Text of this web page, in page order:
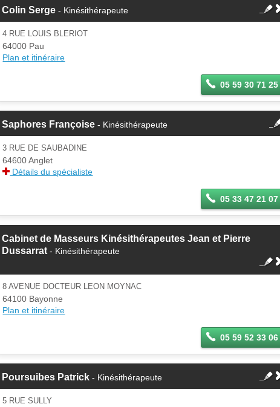
Colin Serge - Kinésithérapeute
4 RUE LOUIS BLERIOT
64000 Pau
Plan et itinéraire
05 59 30 71 25
Saphores Françoise - Kinésithérapeute fermer
Cette fiche est la propriété
d'un membre.
jour ces informations sur votre
3 RUE DE SAUBADINE
64600 Anglet
Détails du spécialiste
05 33 47 21 07
Cabinet de Masseurs Kinésithérapeutes Jean et Pierre
Dussarrat - Kinésithérapeute
8 AVENUE DOCTEUR LEON MOYNAC
64100 Bayonne
Plan et itinéraire
05 59 52 33 06
Poursuibes Patrick - Kinésithérapeute
5 RUE SULLY